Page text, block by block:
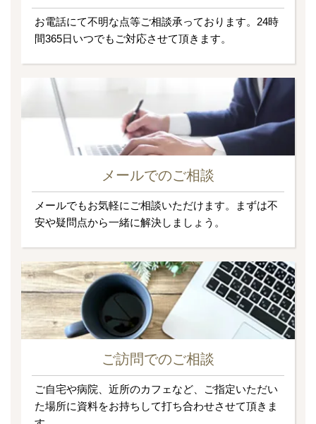
お電話にて不明な点等ご相談承っております。24時
間365日いつでもご対応させて頂きます。
メールでのご相談
メールでもお気軽にご相談いただけます。まずは不
安や疑問点から一緒に解決しましょう。
ご訪問でのご相談
ご自宅や病院、近所のカフェなど、ご指定いただい
た場所に資料をお持ちして打ち合わせさせて頂きま